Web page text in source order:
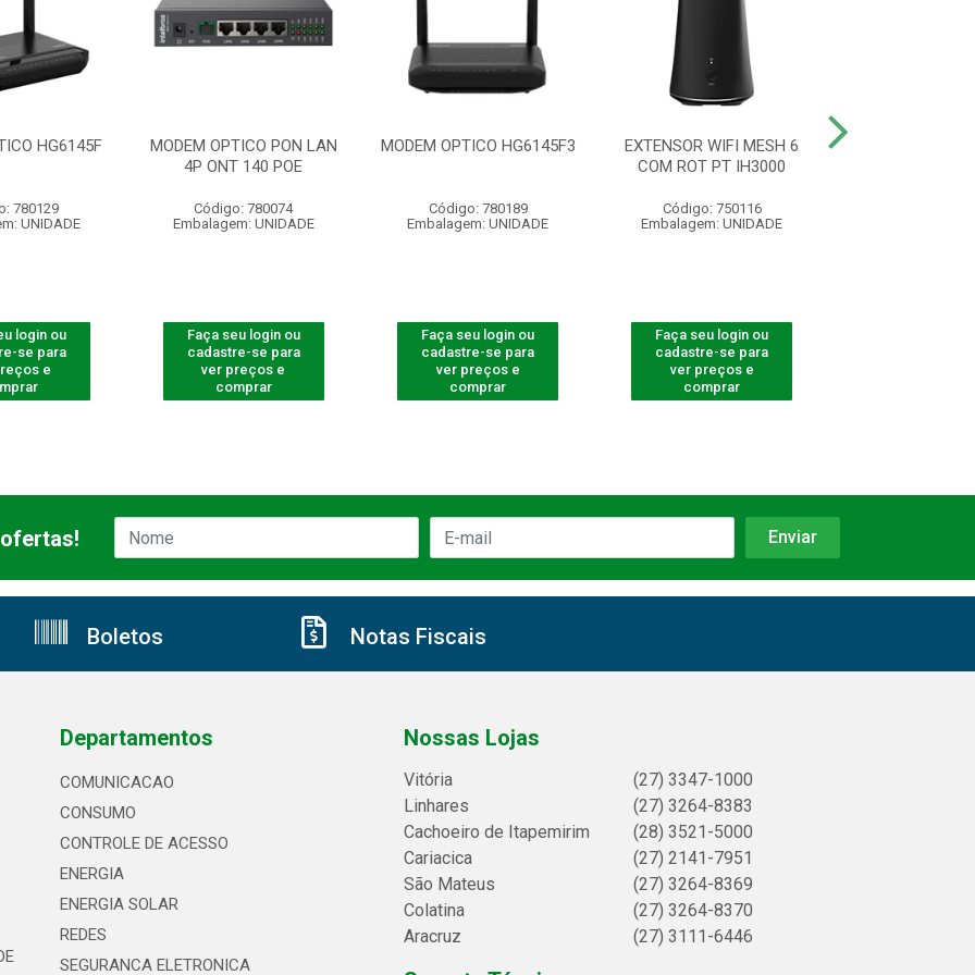
HG6145F
780129
UNIDADE
login ou
se para
e
MODEM OPTICO PON LAN
4P ONT 140 POE
Código: 780074
Embalagem: UNIDADE
Faça seu login ou
cadastre-se para
ver preços e
comprar
MODEM OPTICO HG6145F3
Código: 780189
Embalagem: UNIDADE
Faça seu login ou
cadastre-se para
ver preços e
comprar
EXTENSOR WIFI MESH 6
COM ROT PT IH3000
Código: 750116
Embalagem: UNIDADE
Faça seu login ou
cadastre-se para
ver preços e
comprar
Boletos Notas Fiscais
Departamentos
COMUNICACAO
CONSUMO
CONTROLE DE ACESSO
ENERGIA
ENERGIA SOLAR
REDES
SEGURANCA ELETRONICA
Nossas Lojas
Vitória
(27) 3347-1000
Linhares
(27) 3264-8383
Cachoeiro de Itapemirim
(28) 3521-5000
Cariacica
(27) 2141-7951
São Mateus
(27) 3264-8369
Colatina
(27) 3264-8370
Aracruz
(27) 3111-6446